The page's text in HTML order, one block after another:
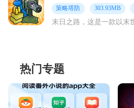
策略塔防 303.93MB
热门专题